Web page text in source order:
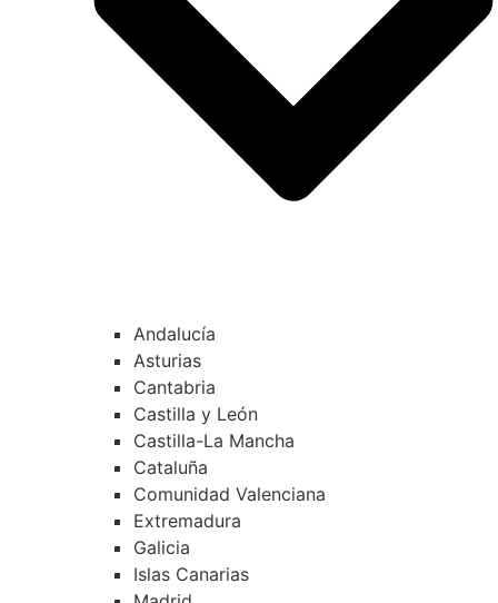
Andalucía
Asturias
Cantabria
Castilla y León
Castilla-La Mancha
Cataluña
Comunidad Valenciana
Extremadura
Galicia
Islas Canarias